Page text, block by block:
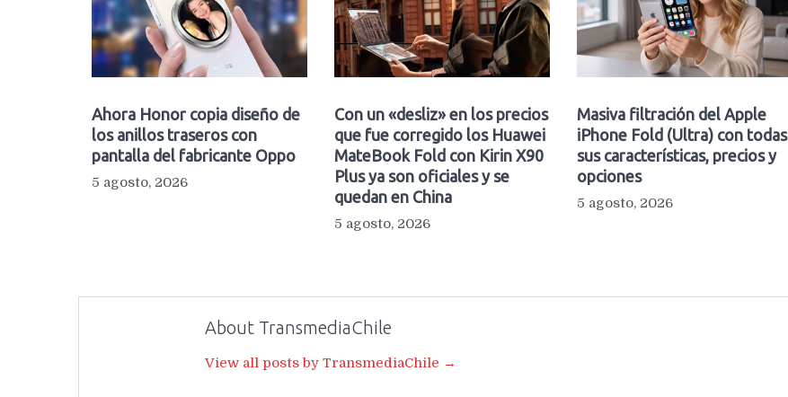
Ahora Honor copia diseño de
los anillos traseros con
pantalla del fabricante Oppo
5 agosto, 2026
Con un «desliz» en los precios
que fue corregido los Huawei
MateBook Fold con Kirin X90
Plus ya son oficiales y se
quedan en China
5 agosto, 2026
Masiva filtración del Apple
iPhone Fold (Ultra) con todas
sus características, precios y
opciones
5 agosto, 2026
About TransmediaChile
View all posts by TransmediaChile →